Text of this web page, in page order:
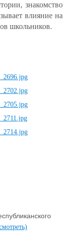
знакомство
влияние на
школьников.